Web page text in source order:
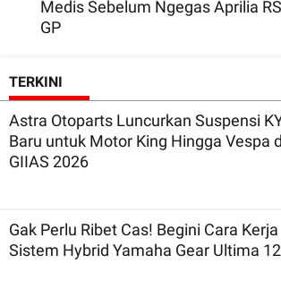
Medis Sebelum Ngegas Aprilia
GP
TERKINI
Astra Otoparts Luncurkan Suspensi
Baru untuk Motor King Hingga Vespa
GIIAS 2026
Gak Perlu Ribet Cas! Begini Cara Kerja
Sistem Hybrid Yamaha Gear Ultima